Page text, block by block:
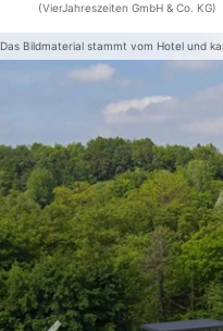
(VierJahreszeiten GmbH & Co. KG)
Das Bildmaterial stammt vom Hotel und